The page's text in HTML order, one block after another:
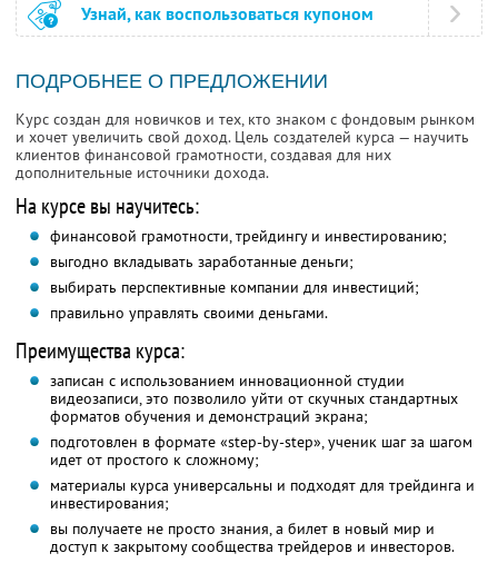
Узнай, как воспользоваться купоном
ПОДРОБНЕЕ О ПРЕДЛОЖЕНИИ
Курс создан для новичков и тех, кто знаком с фондовым рынком
и хочет увеличить свой доход. Цель создателей курса — научить
клиентов финансовой грамотности, создавая для них
дополнительные источники дохода.
На курсе вы научитесь:
финансовой грамотности, трейдингу и инвестированию;
выгодно вкладывать заработанные деньги;
выбирать перспективные компании для инвестиций;
правильно управлять своими деньгами.
Преимущества курса:
записан с использованием инновационной студии
видеозаписи, это позволило уйти от скучных стандартных
форматов обучения и демонстраций экрана;
подготовлен в формате «step-by-step», ученик шаг за шагом
идет от простого к сложному;
материалы курса универсальны и подходят для трейдинга и
инвестирования;
вы получаете не просто знания, а билет в новый мир и
доступ к закрытому сообщества трейдеров и инвесторов.